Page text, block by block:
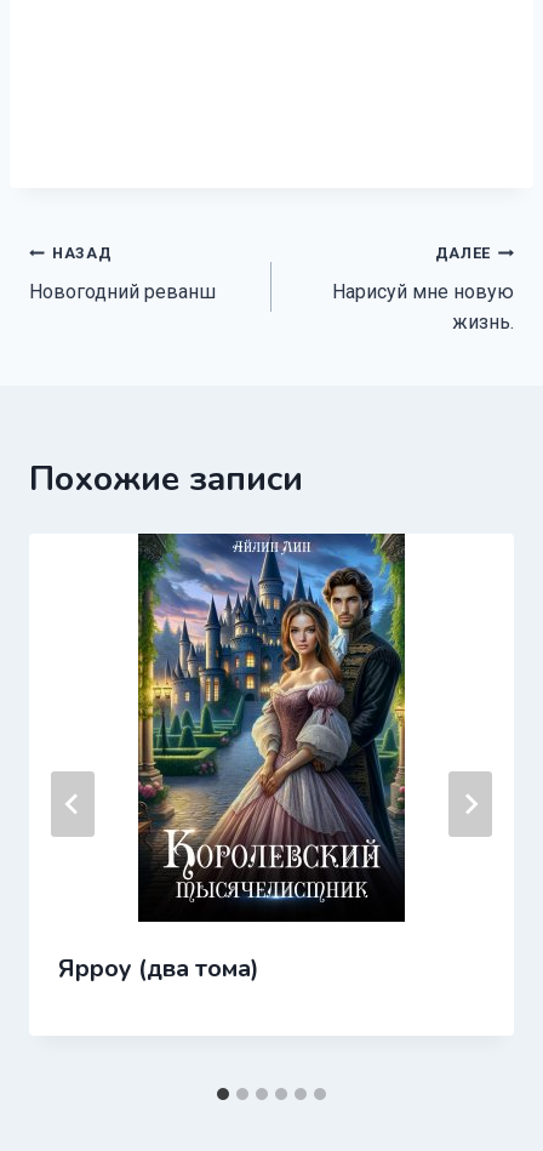
Навигация
по
НАЗАД
Новогодний реванш
ДАЛЕЕ
Нарисуй мне новую
жизнь.
Похожие записи
Ярроу (два тома)